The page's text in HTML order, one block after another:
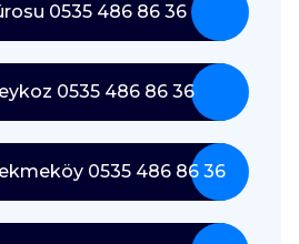
0535 486 86 36
0535 486 86 36
0535 486 86 36